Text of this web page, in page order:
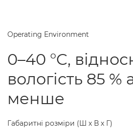
Operating Environment
0–40 °C,
вологість 85 %
менше
Габаритні розміри (Ш х В х Г)